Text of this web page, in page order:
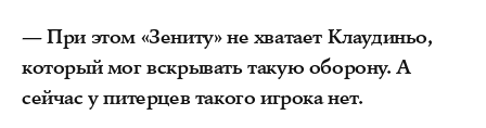
— При этом «Зениту» не хватает Клаудиньо,
который мог вскрывать такую оборону. А
сейчас у питерцев такого игрока нет.